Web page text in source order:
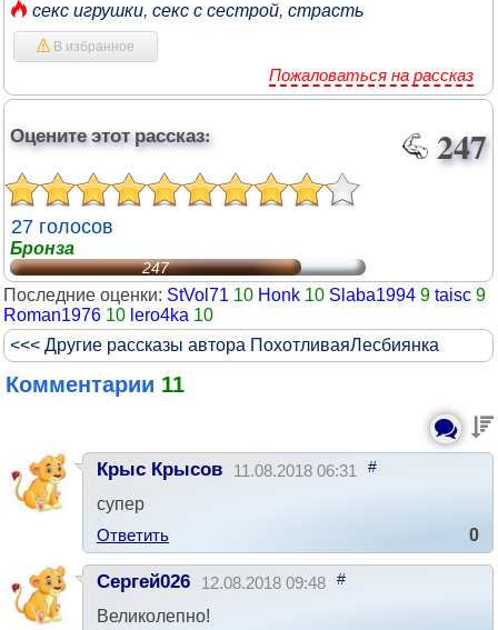
секс игрушки, секс с сестрой, страсть
В избранное
Пожаловаться на рассказ
Оцените этот рассказ: 247
27 голосов
Бронза
247
Последние оценки: StVol71 10 Honk 10 Slaba1994 9 taisc 9
Roman1976 10 lero4ka 10
<<< Другие рассказы автора ПохотливаяЛесбиянка
Комментарии 11
Крыс Крысов 11.08.2018 06:31 #
супер
Ответить
0
Сергей026 12.08.2018 09:48 #
Великолепно!